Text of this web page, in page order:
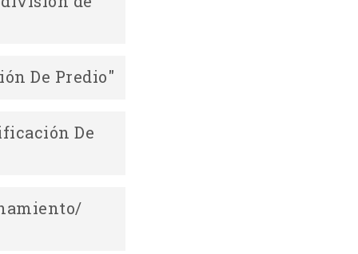
Descargar
De Predio"
Descargar
De
Descargar